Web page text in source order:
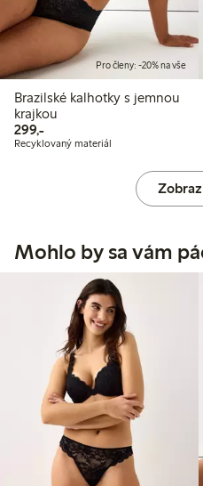
Pro členy: -20% na vše
Brazilské kalhotky s jemnou
krajkou
299,-299,00 Kč
Recyklovaný materiál
Mohlo by sa vám